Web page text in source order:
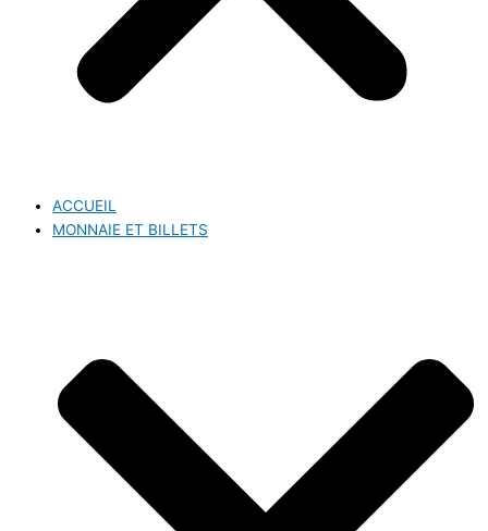
ACCUEIL
MONNAIE ET BILLETS